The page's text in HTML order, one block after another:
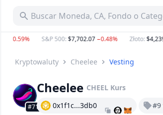
Buscar Moneda, CA, Fondo o
−0.59% S&P 500:$7,702.07−0.48% Złoto:$4,239.89
Kryptowaluty Cheelee Vesting
#711
Cheelee CHEEL Kurs
0x1f1c...3db0 #9